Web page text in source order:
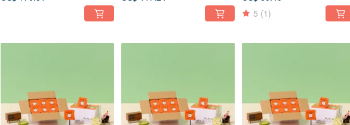
5 (1)